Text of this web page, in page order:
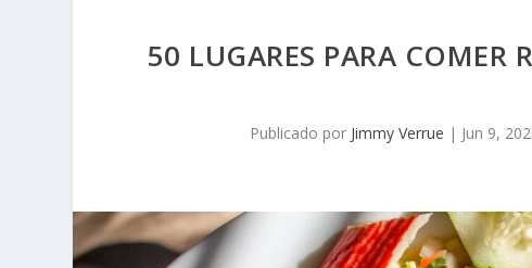
50 LUGARES PARA COMER
Publicado por Jimmy Verrue | Jun 9,